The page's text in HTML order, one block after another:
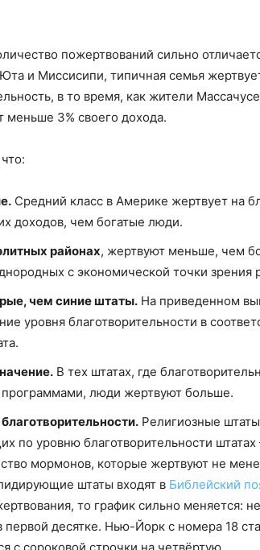
пожертвований сильно
и Миссисипи, типичная семья
в то время, как жители
меньше 3% своего дохода.
Средний класс в Америке жертвует на
доходов, чем богатые люди.
районах, жертвуют меньше, чем
с экономической точки зрения
чем синие штаты. На приведенном
уровня благотворительности в
В тех штатах, где
люди жертвуют больше.
Религиозные
по уровню благотворительности
мормонов, которые жертвуют не
штаты входят в Библейский
то график сильно меняется:
десятке. Нью-Йорк с номера 18